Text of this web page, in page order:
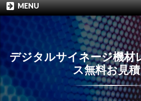
MENU
デジタルサイネージ機材
ス無料お見